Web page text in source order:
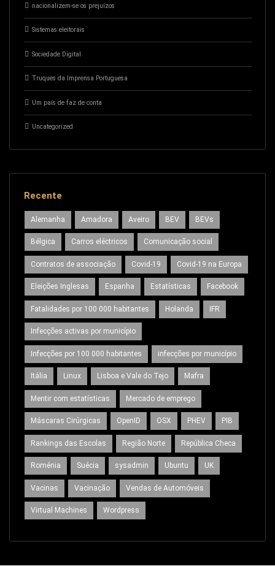
nacionalizem-se os prejuízos
Sistemas eleitorais
Sociedade Digital
Truques da Imprensa Portuguesa
Um país de faz de conta
Uncategorized
Recente
Alemanha Amadora Aveiro BEV BEVs
Bélgica Carros eléctricos Comunicação social
Contratos de associação Covid-19 Covid-19 na Europa
Eleições Inglesas Espanha Estatísticas Facebook
Fatalidades por 100 000 habitantes Holanda IFR
Infecções activas por município
Infecções por 100 000 habitantes infecções por município
Itália Linux Lisboa e Vale do Tejo Mafra
Mentir com estatísticas Mercado de emprego
Máscaras Cirúrgicas OpenID OSX PHEV PIB
Rankings das Escolas Região Norte República Checa
Roménia Suécia sysadmin Ubuntu UK
Vacinas Vacinação Vendas de Automóveis
Virtual Machines Wordpress